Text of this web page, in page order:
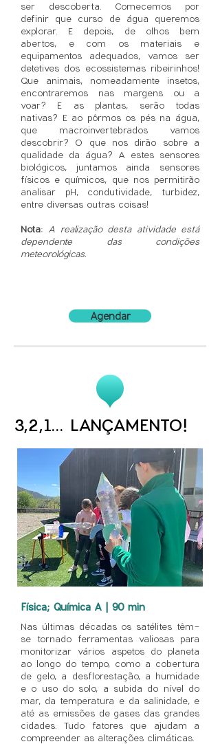
ser descoberta. Comecemos por
definir que curso de água queremos
explorar. E depois, de olhos bem
abertos, e com os materiais e
equipamentos adequados, vamos ser
detetives dos ecossistemas ribeirinhos!
Que animais, nomeadamente insetos,
encontraremos nas margens ou a
voar? E as plantas, serão todas
nativas? E ao pôrmos os pés na água,
que macroinvertebrados vamos
descobrir? O que nos dirão sobre a
qualidade da água? A estes sensores
biológicos, juntamos ainda sensores
físicos e químicos, que nos permitirão
analisar pH, condutividade, turbidez,
entre diversas outras coisas!
Nota: A realização desta atividade está
dependente das condições
meteorológicas.
Agendar
3,2,1... LANÇAMENTO!
Física; Química A | 90 min
Nas últimas décadas os satélites têm-
se tornado ferramentas valiosas para
monitorizar vários aspetos do planeta
ao longo do tempo, como a cobertura
de gelo, a desflorestação, a humidade
e o uso do solo, a subida do nível do
mar, da temperatura e da salinidade, e
até as emissões de gases das grandes
cidades. Tudo fatores que ajudam a
compreender as alterações climáticas.